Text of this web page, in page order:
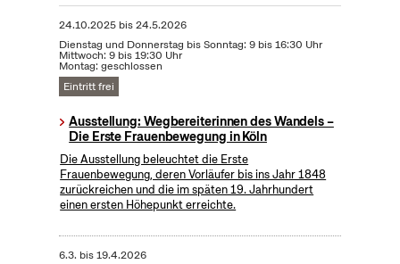
24.10.2025bis24.5.2026
Dienstag und Donnerstag bis Sonntag: 9 bis 16:30 Uhr
Mittwoch: 9 bis 19:30 Uhr
Montag: geschlossen
Eintritt frei
Ausstellung: Wegbereiterinnen des Wandels –
Die Erste Frauenbewegung in Köln
Die Ausstellung beleuchtet die Erste
Frauenbewegung, deren Vorläufer bis ins Jahr 1848
zurückreichen und die im späten 19. Jahrhundert
einen ersten Höhepunkt erreichte.
6.3. bis19.4.2026